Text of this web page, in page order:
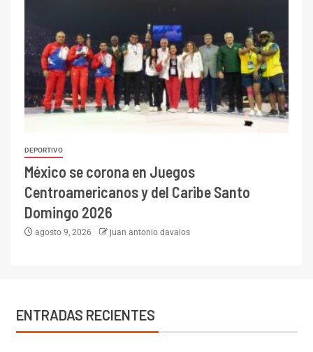
DEPORTIVO
México se corona en Juegos
Centroamericanos y del Caribe Santo
Domingo 2026
agosto 9, 2026 juan antonio davalos
ENTRADAS RECIENTES